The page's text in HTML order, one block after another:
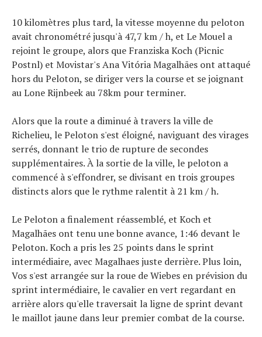
10 kilomètres plus tard, la vitesse moyenne du peloton
avait chronométré jusqu'à 47,7 km / h, et Le Mouel a
rejoint le groupe, alors que Franziska Koch (Picnic
Postnl) et Movistar's Ana Vitória Magalhães ont attaqué
hors du Peloton, se diriger vers la course et se joignant
au Lone Rijnbeek au 78km pour terminer.
Alors que la route a diminué à travers la ville de
Richelieu, le Peloton s'est éloigné, naviguant des virages
serrés, donnant le trio de rupture de secondes
supplémentaires. À la sortie de la ville, le peloton a
commencé à s'effondrer, se divisant en trois groupes
distincts alors que le rythme ralentit à 21 km / h.
Le Peloton a finalement réassemblé, et Koch et
Magalhães ont tenu une bonne avance, 1:46 devant le
Peloton. Koch a pris les 25 points dans le sprint
intermédiaire, avec Magalhaes juste derrière. Plus loin,
Vos s'est arrangée sur la roue de Wiebes en prévision du
sprint intermédiaire, le cavalier en vert regardant en
arrière alors qu'elle traversait la ligne de sprint devant
le maillot jaune dans leur premier combat de la course.